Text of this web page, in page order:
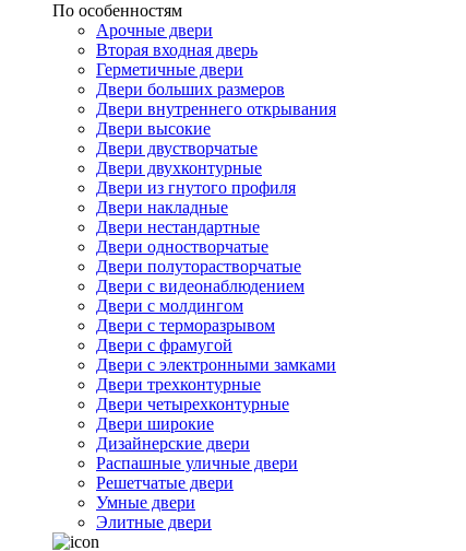
По особенностям
Арочные двери
Вторая входная дверь
Герметичные двери
Двери больших размеров
Двери внутреннего открывания
Двери высокие
Двери двустворчатые
Двери двухконтурные
Двери из гнутого профиля
Двери накладные
Двери нестандартные
Двери одностворчатые
Двери полуторастворчатые
Двери с видеонаблюдением
Двери с молдингом
Двери с терморазрывом
Двери с фрамугой
Двери с электронными замками
Двери трехконтурные
Двери четырехконтурные
Двери широкие
Дизайнерские двери
Распашные уличные двери
Решетчатые двери
Умные двери
Элитные двери